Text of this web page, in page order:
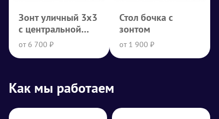
Зонт уличный 3x3
с центральной
опорой
от 6 700 ₽
Стол бочка с
зонтом
от 1 900 ₽
Как мы работаем